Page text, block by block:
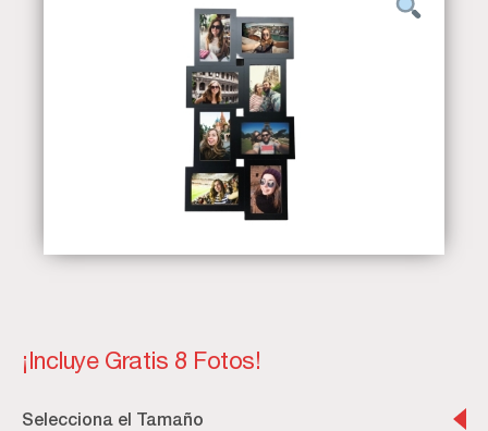
¡Incluye Gratis 8 Fotos!
Selecciona el Tamaño